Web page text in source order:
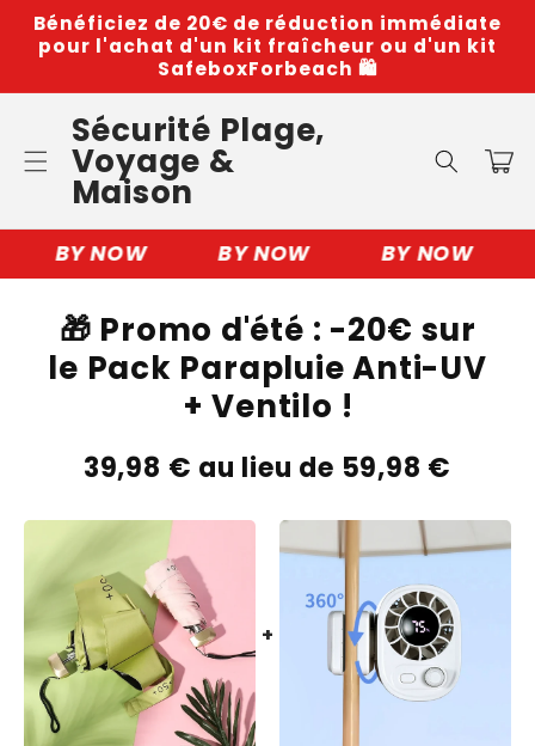
passer
au
Bénéficiez de 20€ de réduction immédiate
pour l'achat d'un kit fraîcheur ou d'un kit
SafeboxForbeach 🛍️
Sécurité Plage,
Voyage &
Maison
Panier
BY NOW BY NOW BY NOW
🎁 Promo d'été : -20€ sur
le Pack Parapluie Anti-UV
+ Ventilo !
39,98 € au lieu de 59,98 €